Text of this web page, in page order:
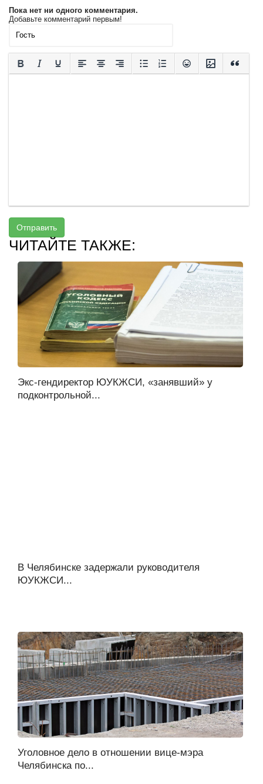
Пока нет ни одного комментария.
Добавьте комментарий первым!
Отправить
ЧИТАЙТЕ ТАКЖЕ:
Экс-гендиректор ЮУКЖСИ, «занявший» у
подконтрольной...
В Челябинске задержали руководителя
ЮУКЖСИ...
Уголовное дело в отношении вице-мэра
Челябинска по...